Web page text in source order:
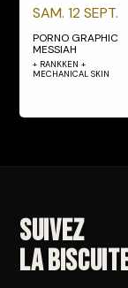
SAM. 12 SEPT.
PORNO GRAPHIC
MESSIAH
+ RANKKEN +
MECHANICAL SKIN
Suivez
La